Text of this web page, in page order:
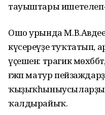
тауыштары
Ошо урында
күсереүҙе туҡтатып,
үҫешен: трагик
ғәжәп матур
ҡалдырайыҡ.